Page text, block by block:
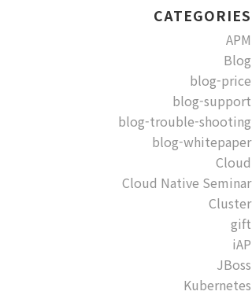
CATEGORIES
APM
Blog
blog-price
blog-support
blog-trouble-shooting
blog-whitepaper
Cloud
Cloud Native Seminar
Cluster
gift
iAP
JBoss
Kubernetes